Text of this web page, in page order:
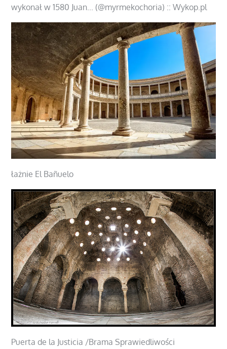
łażnie El Bañuelo
Puerta de la Justicia /Brama Sprawiedliwości